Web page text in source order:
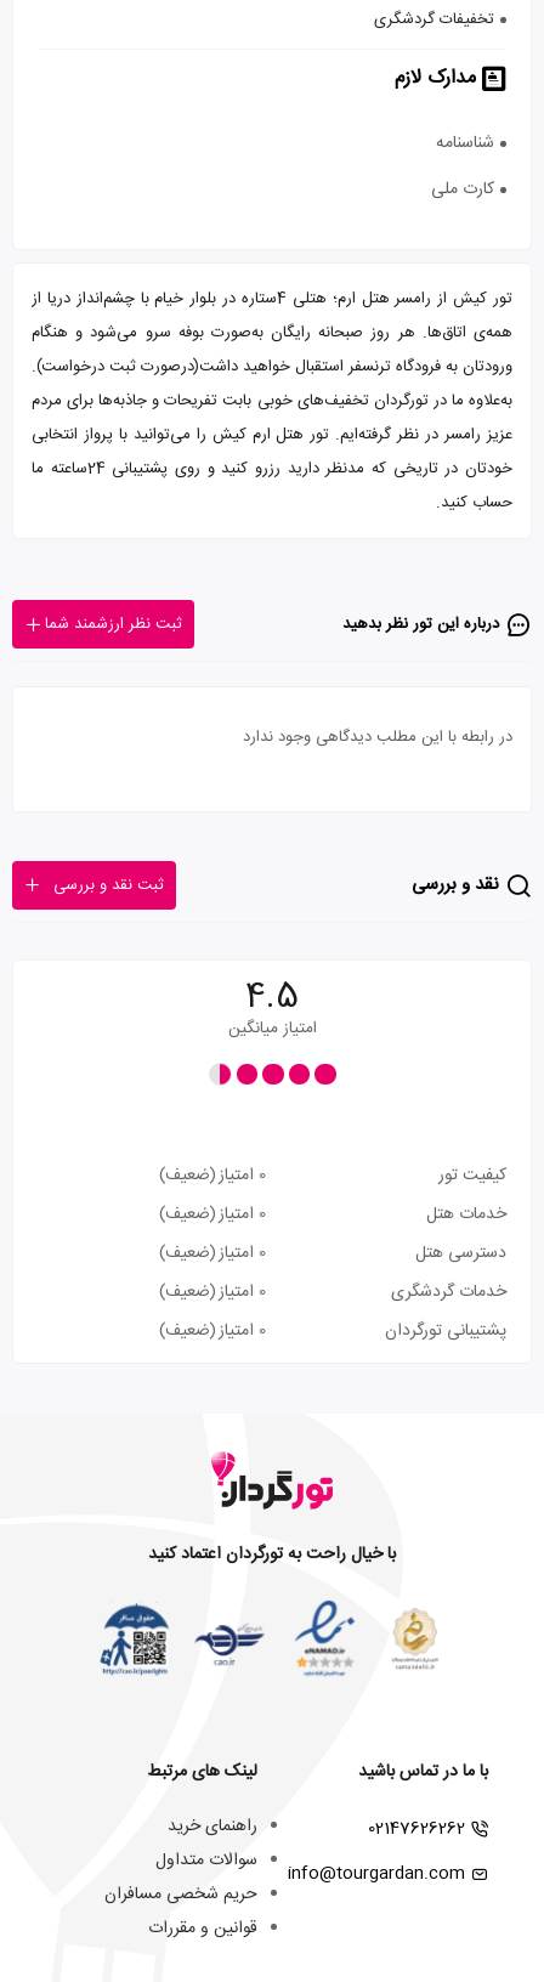
تخفیفات گردشگری
مدارک لازم
شناسنامه
کارت ملی
تور کیش از رامسر هتل ارم؛ هتلی 4ستاره در بلوار خیام با چشم‌انداز دریا از
همه‌ی اتاق‌ها. هر روز صبحانه رایگان به‌صورت بوفه سرو می‌شود و هنگام
ورودتان به فرودگاه ترنسفر استقبال خواهید داشت(درصورت ثبت درخواست).
به‌علاوه ما در تورگردان تخفیف‌های خوبی بابت تفریحات و جاذبه‌ها برای مردم
عزیز رامسر در نظر گرفته‌ایم. تور هتل ارم کیش را می‌توانید با پرواز انتخابی
خودتان در تاریخی که مدنظر دارید رزرو کنید و روی پشتیبانی 24ساعته ما
حساب کنید.
درباره این تور‌ نظر بدهید ثبت نظر ارزشمند شما
در رابطه با این مطلب دیدگاهی وجود ندارد
نقد و بررسی ثبت نقد و بررسی
4.5
امتیاز میانگین
کیفیت تور 0 امتیاز
(ضعیف)
خدمات هتل
0 امتیاز
(ضعیف)
دسترسی هتل
0 امتیاز
(ضعیف)
خدمات گردشگری
0 امتیاز
(ضعیف)
پشتیبانی تورگردان
0 امتیاز (ضعیف)
با خیال راحت به تورگردان اعتماد کنید
با ما در تماس باشید
02147626262
info@tourgardan.com
لینک های مرتبط
راهنمای خرید
سوالات متداول
حریم شخصی مسافران
قوانین و مقررات